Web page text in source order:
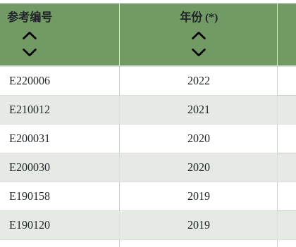
参考编号 年份 (*)
E220006 2022
E210012 2021
E200031 2020
E200030 2020
E190158 2019
E190120 2019